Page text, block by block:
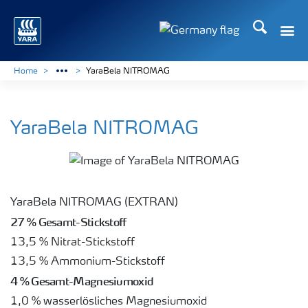
Suchen
Home YaraBela NITROMAG
YaraBela NITROMAG
YaraBela NITROMAG (EXTRAN)
27 % Gesamt-Stickstoff
13,5 % Nitrat-Stickstoff
13,5 % Ammonium-Stickstoff
4 % Gesamt-Magnesiumoxid
1,0 % wasserlösliches Magnesiumoxid